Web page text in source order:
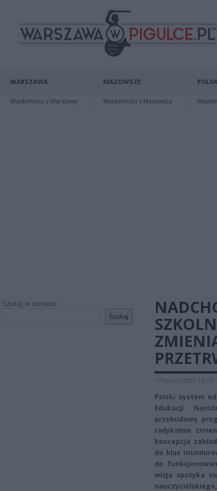
WARSZAWA
Wiadomości z Warszawy
MAZOWSZE
Wiadomości z Mazowsza
Szukaj w serwisie
Szukaj
17 marca 2025 18:13
Polski system
Edukacji
przebudowę
radykalnie
koncepcja
do klas
do
wizja spotyka